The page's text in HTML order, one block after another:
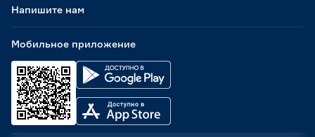
Мобильное приложение
Напишите нам